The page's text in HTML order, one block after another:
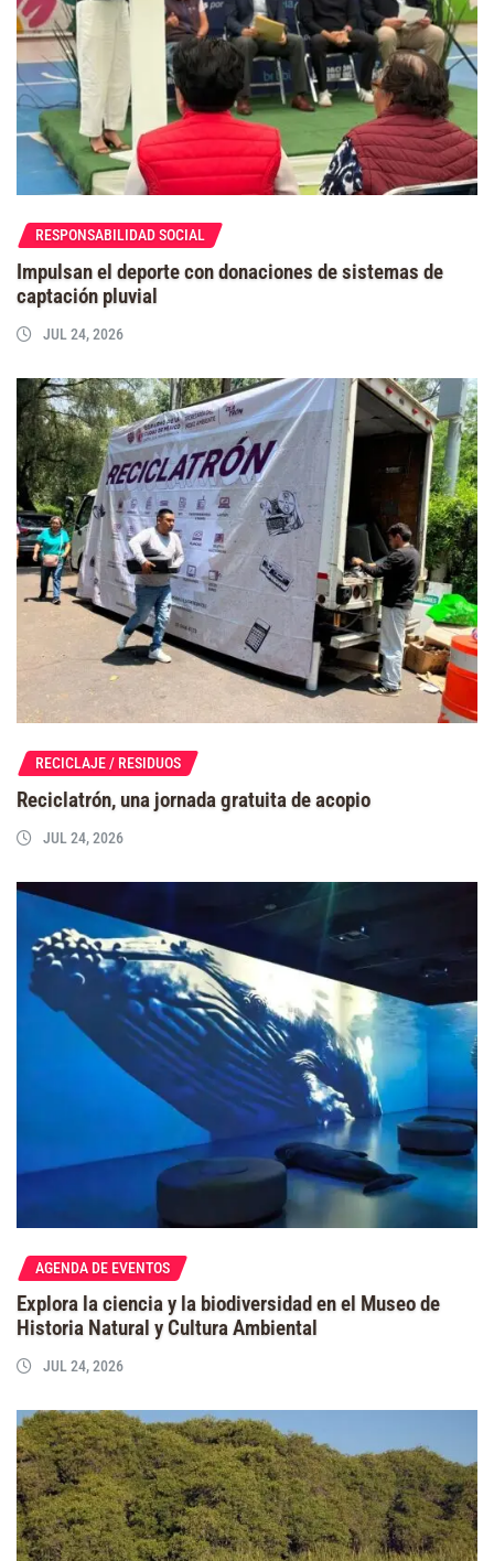
RESPONSABILIDAD SOCIAL
Impulsan el deporte con donaciones de sistemas de
captación pluvial
JUL 24, 2026
RECICLAJE / RESIDUOS
Reciclatrón, una jornada gratuita de acopio
JUL 24, 2026
AGENDA DE EVENTOS
Explora la ciencia y la biodiversidad en el Museo de
Historia Natural y Cultura Ambiental
JUL 24, 2026